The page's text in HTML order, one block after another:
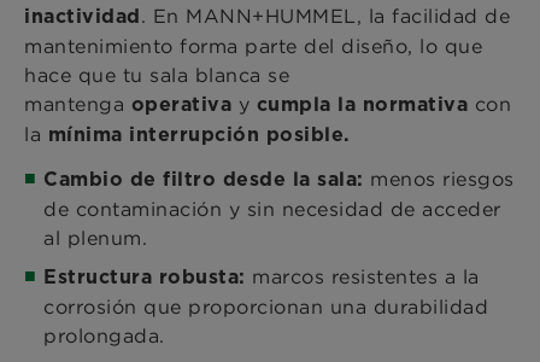
inactividad. En MANN+HUMMEL, la facilidad de
mantenimiento forma parte del diseño, lo que
hace que tu sala blanca se
mantenga operativa y cumpla la normativa con
la mínima interrupción posible.
Cambio de filtro desde la sala: menos riesgos
de contaminación y sin necesidad de acceder
al plenum.
Estructura robusta: marcos resistentes a la
corrosión que proporcionan una durabilidad
prolongada.